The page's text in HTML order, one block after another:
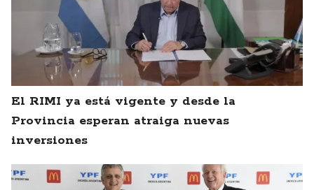
El RIMI ya está vigente y desde la
Provincia esperan atraiga nuevas
inversiones